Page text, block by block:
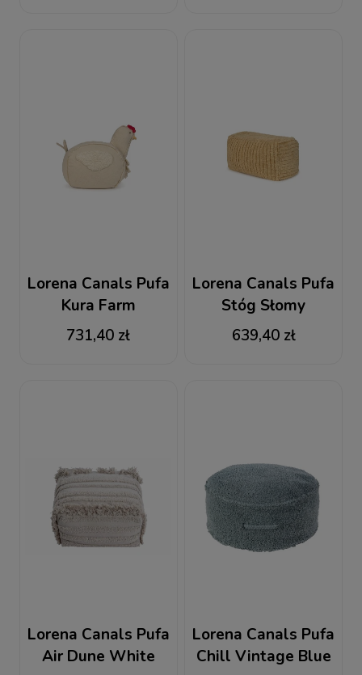
Lorena Canals Pufa
Kura Farm
731,40 zł
Lorena Canals Pufa
Stóg Słomy
639,40 zł
Lorena Canals Pufa
Air Dune White
Lorena Canals Pufa
Chill Vintage Blue